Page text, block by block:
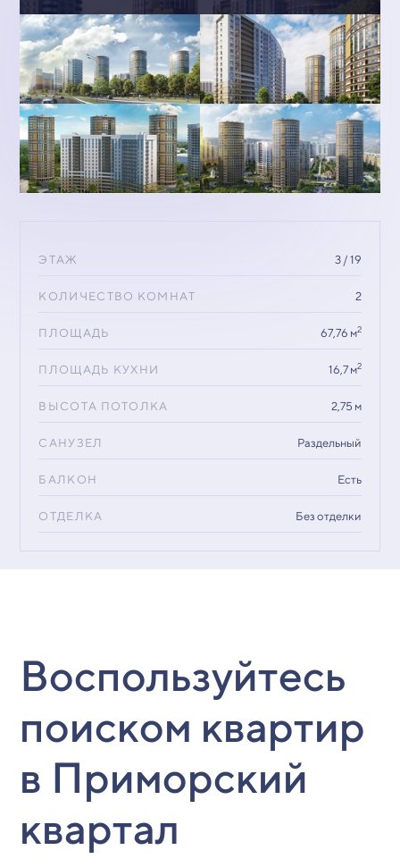
ЭТАЖ 3 / 19
КОЛИЧЕСТВО КОМНАТ 2
ПЛОЩАДЬ 67,76 м2
ПЛОЩАДЬ КУХНИ 16,7 м2
ВЫСОТА ПОТОЛКА 2,75 м
САНУЗЕЛ Раздельный
БАЛКОН Есть
ОТДЕЛКА Без отделки
Воспользуйтесь
поиском квартир
в Приморский
квартал